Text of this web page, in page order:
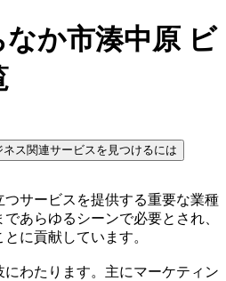
か市湊中原 ビ
ス関連サービスを見つけるには
つサービスを提供する重要な業種
あらゆるシーンで必要とされ、
に貢献しています。
にわたります。主にマーケティン